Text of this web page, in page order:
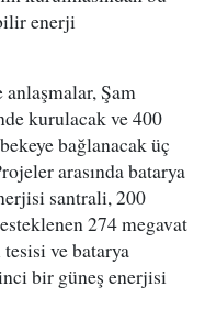
enerji
anlaşmalar, Şam
kurulacak ve 400
bağlanacak üç
arasında batarya
santrali, 200
274 megavat
ve batarya
bir güneş enerjisi